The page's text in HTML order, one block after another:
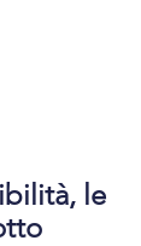
le